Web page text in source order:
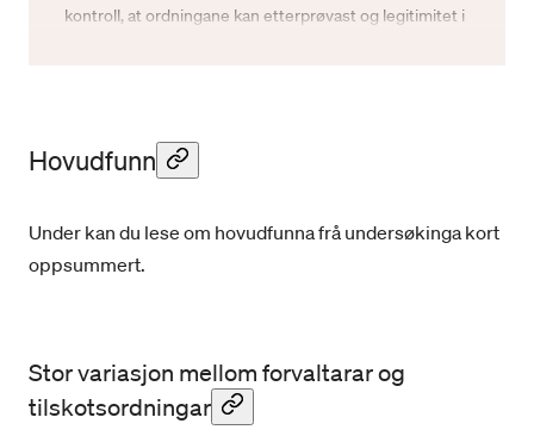
kontroll, at ordningane kan etterprøvast og legitimitet i
For mottakarane betyr dette ei plikt til å dokumentere
bli kontrollert. Frivillig sektor etterlyser enklare, meir
når administrativ kapasitet er avgrensa. Å balansere
handterbare for nokon, men tunge for andre.
Hovudfunn
Under kan du lese om hovudfunna frå undersøkinga kort
oppsummert.
Stor variasjon mellom forvaltarar og
tilskotsordningar